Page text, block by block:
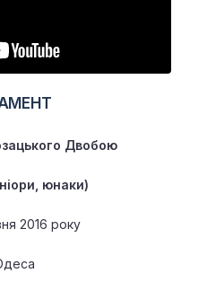
Двобою
юнаки)
2016 року